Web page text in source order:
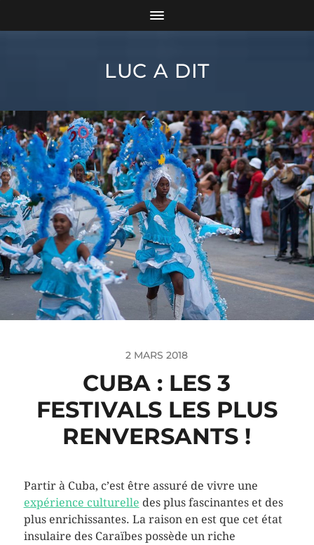
LUC A DIT
2 MARS 2018
CUBA : LES 3
FESTIVALS LES PLUS
RENVERSANTS !
Partir à Cuba, c’est être assuré de vivre une
expérience culturelle des plus fascinantes et des
plus enrichissantes. La raison en est que cet état
insulaire des Caraïbes possède un riche